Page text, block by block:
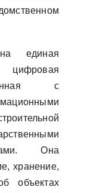
единая
цифровая
с
Она
хранение,
объектах